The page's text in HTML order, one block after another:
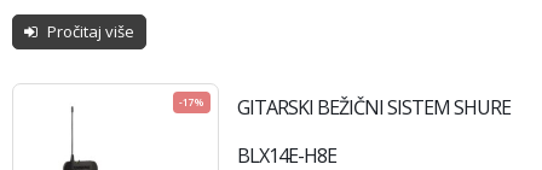
Pročitaj više
-17%
GITARSKI BEŽIČNI SISTEM SHURE
BLX14E-H8E